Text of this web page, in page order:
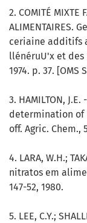
2. COMITÉ MIXTE
ALIMENTAIRES.
ceriaine additifs
llénéruU'x et des
1974. p. 37. [OMS
3. HAMILTON,
determination of
off. Agric. Chem.,
4. LARA, W.H.;
nitratos em
147-52, 1980.
5. LEE, C.Y.;